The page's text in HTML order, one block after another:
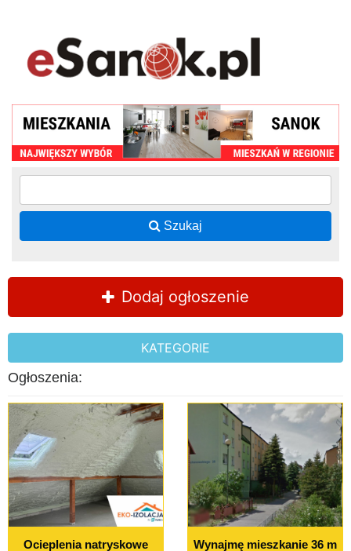
Szukaj
Dodaj ogłoszenie
KATEGORIE
Ogłoszenia:
Ocieplenia natryskowe
Wynajmę mieszkanie 36 m